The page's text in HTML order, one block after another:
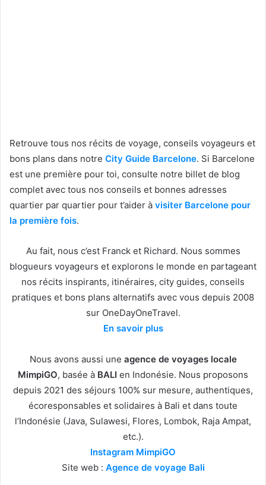
Retrouve tous nos récits de voyage, conseils voyageurs et
bons plans dans notre City Guide Barcelone. Si Barcelone
est une première pour toi, consulte notre billet de blog
complet avec tous nos conseils et bonnes adresses
quartier par quartier pour t’aider à visiter Barcelone pour
la première fois.
Au fait, nous c’est Franck et Richard. Nous sommes
blogueurs voyageurs et explorons le monde en partageant
nos récits inspirants, itinéraires, city guides, conseils
pratiques et bons plans alternatifs avec vous depuis 2008
sur OneDayOneTravel.
En savoir plus
Nous avons aussi une agence de voyages locale
MimpiGO, basée à BALI en Indonésie. Nous proposons
depuis 2021 des séjours 100% sur mesure, authentiques,
écoresponsables et solidaires à Bali et dans toute
l’Indonésie (Java, Sulawesi, Flores, Lombok, Raja Ampat,
etc.).
Instagram MimpiGO
Site web : Agence de voyage Bali